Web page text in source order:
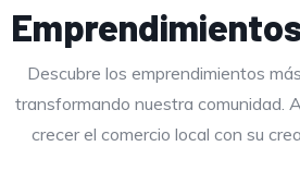
Descubre los emprendimientos
transformando nuestra comunidad.
crecer el comercio local con su